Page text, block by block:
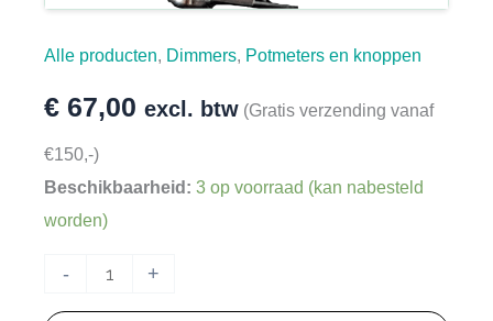
Alle producten, Dimmers, Potmeters en knoppen
€ 67,00 excl. btw (Gratis verzending vanaf
€150,-)
Beschikbaarheid: 3 op voorraad (kan nabesteld
worden)
-
HT1309
+